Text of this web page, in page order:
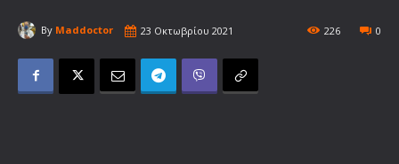
By Maddoctor 23 Οκτωβρίου 2021 0
226